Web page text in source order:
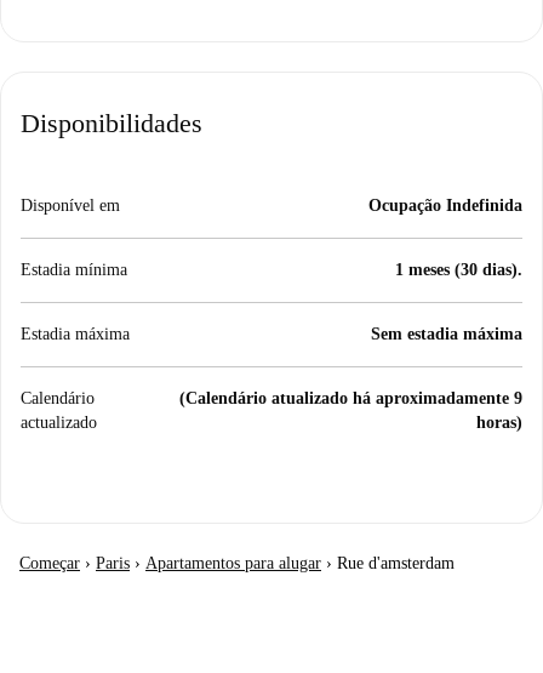
Disponibilidades
Disponível em Ocupação Indefinida
Estadia mínima 1 meses (30 dias).
Estadia máxima Sem estadia máxima
Calendário
actualizado
(Calendário atualizado há aproximadamente 9
horas)
Começar › Paris › Apartamentos para alugar › Rue d'amsterdam